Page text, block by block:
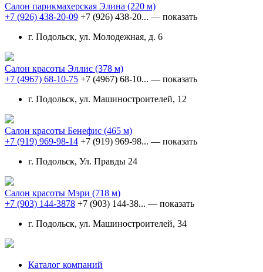
Салон парикмахерская Элина (220 м)
+7 (926) 438-20-09 +7 (926) 438-20... — показать
г. Подольск, ул. Молодежная, д. 6
Салон красоты Эллис (378 м)
+7 (4967) 68-10-75 +7 (4967) 68-10... — показать
г. Подольск, ул. Машиностроителей, 12
Салон красоты Бенефис (465 м)
+7 (919) 969-98-14 +7 (919) 969-98... — показать
г. Подольск, Ул. Правды 24
Салон красоты Мэри (718 м)
+7 (903) 144-3878 +7 (903) 144-38... — показать
г. Подольск, ул. Машиностроителей, 34
Каталог компаний